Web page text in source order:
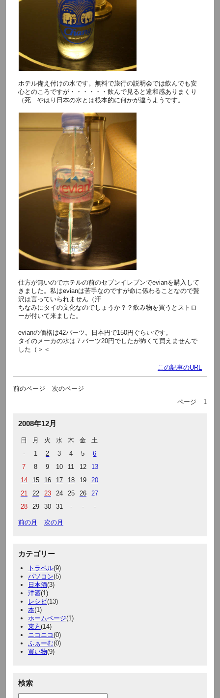
ホテル備え付けの水です。無料で旅行の説明会では飲んでも安
心とのころですが・・・・・・飲んで見ると違和感ありまくり
（死 やはり日本の水とは根本的に何かが違うようです。
仕方が無いのでホテルの前のセブンイレブンでevianを購入して
きました。私はevianは苦手なのですが命に係わることなので贅
沢は言っていられません（汗
ちなみにタイの文化なのでしょうか？？飲み物を買うとストロ
ーが付いて来ました。
evianの価格は42バーツ。日本円で150円ぐらいです。
タイのメーカの水は７バーツ20円でしたが怖くて買えませんで
した（＞＜
この記事のURL
前のページ
次のページ
ページ
1
2008年12月
日 月 火 水 木 金
土
-
1 2 3 4 5
6
7
8 9 10 11 12
13
14
15 16 17 18 19
20
21
22 23 24 25 26
27
28
29 30 31 - - -
前の月 次の月
カテゴリー
トラベル(9)
パソコン(5)
日本酒(3)
洋酒(1)
レシピ(13)
本(1)
ホームページ(1)
東方(14)
ニコニコ(0)
ふぁーむ(0)
買い物(9)
検索